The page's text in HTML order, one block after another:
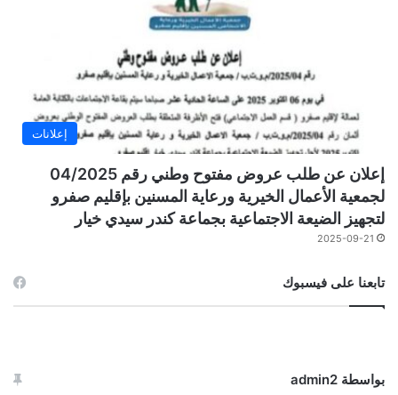
إعلانات
إعلان عن طلب عروض مفتوح وطني رقم 04/2025
لجمعية الأعمال الخيرية ورعاية المسنين بإقليم صفرو
لتجهيز الضيعة الاجتماعية بجماعة كندر سيدي خيار
2025-09-21
تابعنا على فيسبوك
بواسطة admin2